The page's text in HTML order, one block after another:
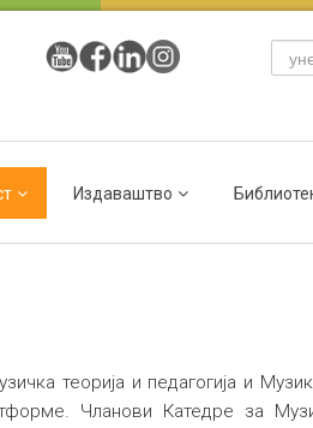
Издаваштво
теорија и педагогија и
Чланови Катедре за